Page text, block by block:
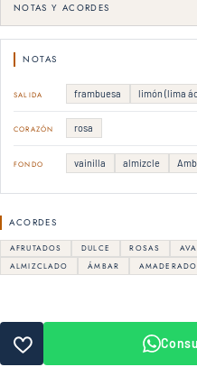
NOTAS Y ACORDES
NOTAS
SALIDA frambuesa limón (lima
CORAZÓN rosa
FONDO vainilla almizcle
ACORDES
AFRUTADOS DULCE ROSAS
ALMIZCLADO
ÁMBAR AMADERADO